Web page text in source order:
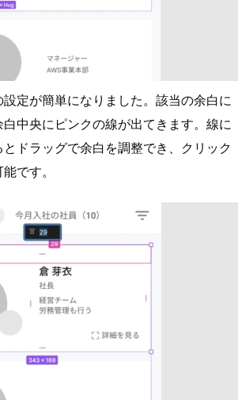
定が簡単になりました。該当の余白に
中央にピンクの線が出てきます。線に
ドラッグで余白を調整でき、クリック
です。